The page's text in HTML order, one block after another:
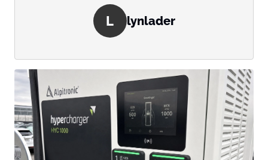
L lynlader